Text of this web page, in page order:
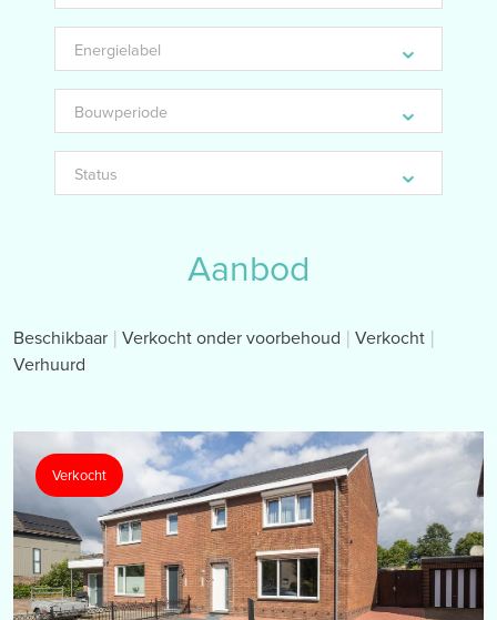
kamers
Energielabel
Bouwperiode
Status
Aanbod
Beschikbaar Verkocht onder voorbehoud
Verkocht
Verhuurd
Verkocht